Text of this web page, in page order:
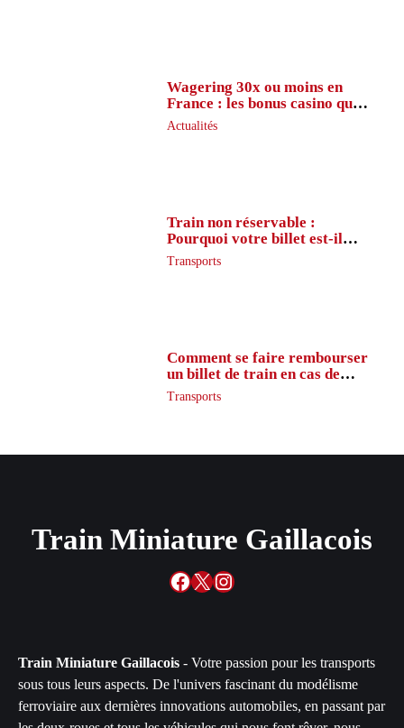
Wagering 30x ou moins en
France : les bonus casino que
peu de joueurs connaissent
vraiment
Actualités
Train non réservable :
Pourquoi votre billet est-il
inaccessible ?
Transports
Comment se faire rembourser
un billet de train en cas de
retard ?
Transports
Train Miniature Gaillacois
Facebook
X Instagram
Train Miniature Gaillacois - Votre passion pour les transports
sous tous leurs aspects. De l'univers fascinant du modélisme
ferroviaire aux dernières innovations automobiles, en passant par